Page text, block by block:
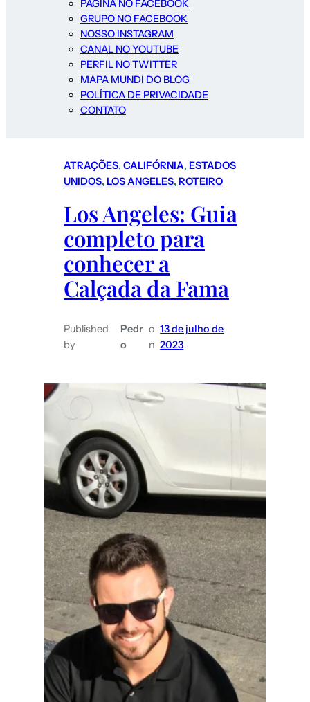
PÁGINA NO FACEBOOK
GRUPO NO FACEBOOK
NOSSO INSTAGRAM
CANAL NO YOUTUBE
PERFIL NO TWITTER
MAPA MUNDI DO BLOG
POLÍTICA DE PRIVACIDADE
CONTATO
ATRAÇÕES, CALIFÓRNIA, ESTADOS
UNIDOS, LOS ANGELES, ROTEIRO
Los Angeles: Guia
completo para
conhecer a
Calçada da Fama
Published
by
Pedr
o
o
n
13 de julho de
2023